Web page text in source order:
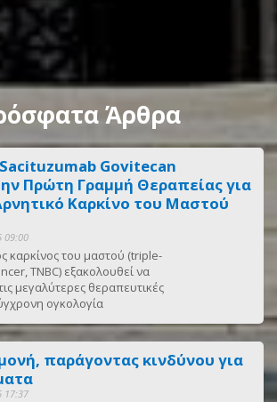
Άρθρα
Govitecan
Πρώτη Γραμμή Θεραπείας για
Καρκίνο του Μαστού
09:00
καρκίνος του μαστού (triple-
TNBC) εξακολουθεί να
μεγαλύτερες θεραπευτικές
ογκολογία
παράγοντας κινδύνου για
17:37